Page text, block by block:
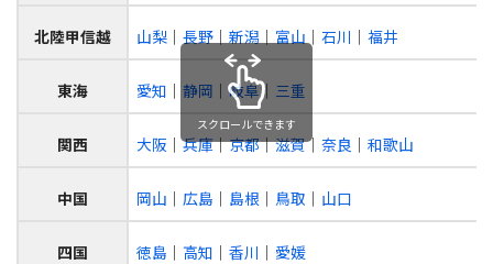
北陸甲信越 山梨 │ 長野 │ 新潟 │ 富山 │ 石川 │ 福井
東海 愛知 │ 静岡 │岐阜│ 三重
関西 大阪 │兵庫│京都│滋賀│ 奈良 │ 和歌山
中国 岡山 │ 広島 │ 島根 │ 鳥取 │ 山口
四国 徳島 │ 高知 │ 香川 │ 愛媛
スクロールできます